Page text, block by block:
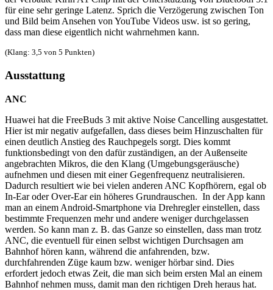
für eine sehr geringe Latenz. Sprich die Verzögerung zwischen Ton
und Bild beim Ansehen von YouTube Videos usw. ist so gering,
dass man diese eigentlich nicht wahrnehmen kann.
(Klang: 3,5 von 5 Punkten)
Ausstattung
ANC
Huawei hat die FreeBuds 3 mit aktive Noise Cancelling ausgestattet.
Hier ist mir negativ aufgefallen, dass dieses beim Hinzuschalten für
einen deutlich Anstieg des Rauchpegels sorgt. Dies kommt
funktionsbedingt von den dafür zuständigen, an der Außenseite
angebrachten Mikros, die den Klang (Umgebungsgeräusche)
aufnehmen und diesen mit einer Gegenfrequenz neutralisieren.
Dadurch resultiert wie bei vielen anderen ANC Kopfhörern, egal ob
In-Ear oder Over-Ear ein höheres Grundrauschen. In der App kann
man an einem Android-Smartphone via Drehregler einstellen, dass
bestimmte Frequenzen mehr und andere weniger durchgelassen
werden. So kann man z. B. das Ganze so einstellen, dass man trotz
ANC, die eventuell für einen selbst wichtigen Durchsagen am
Bahnhof hören kann, während die anfahrenden, bzw.
durchfahrenden Züge kaum bzw. weniger hörbar sind. Dies
erfordert jedoch etwas Zeit, die man sich beim ersten Mal an einem
Bahnhof nehmen muss, damit man den richtigen Dreh heraus hat.